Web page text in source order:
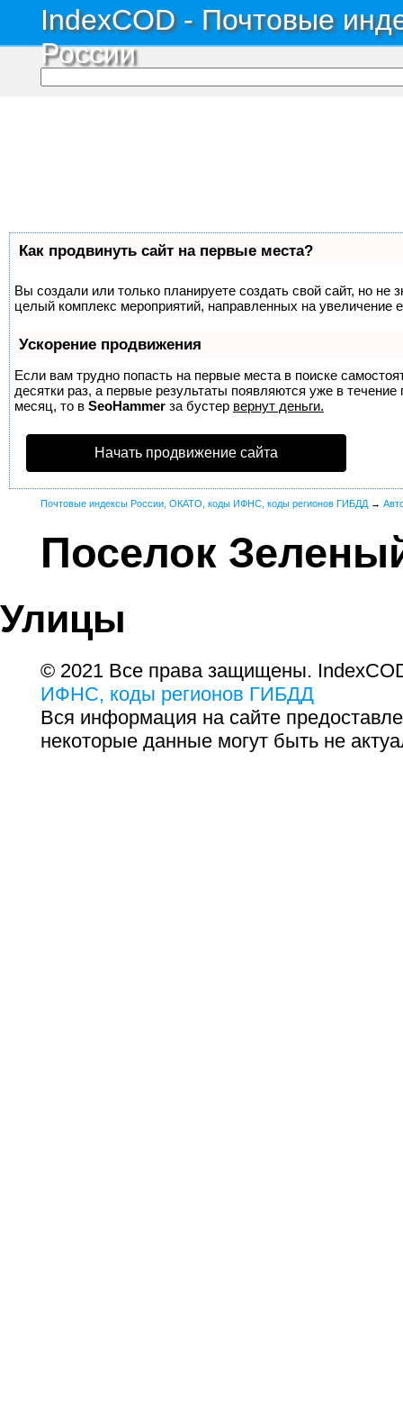
IndexCOD - Почтовые
России
Как продвинуть сайт на первые места?
Вы создали или только планируете создать свой сайт, но не
целый комплекс мероприятий, направленных на увеличение
Ускорение продвижения
Если вам трудно попасть на первые места в поиске
десятки раз, а первые результаты появляются уже в
месяц, то в SeoHammer за бустер вернут деньги.
Начать продвижение сайта
Почтовые индексы России, ОКАТО, коды ИФНС, коды регионов ГИБДД →
Поселок
Улицы
© 2021 Все права защищены.
ИФНС, коды регионов ГИБДД
Вся информация на сайте
некоторые данные могут быть не